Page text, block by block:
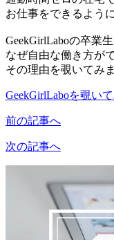
お仕事をできるよう
GeekGirlLaboの卒業
なぜ自由な働き方が
その理由を覗いてみ
GeekGirlLaboを覗い
前の記事へ
次の記事へ